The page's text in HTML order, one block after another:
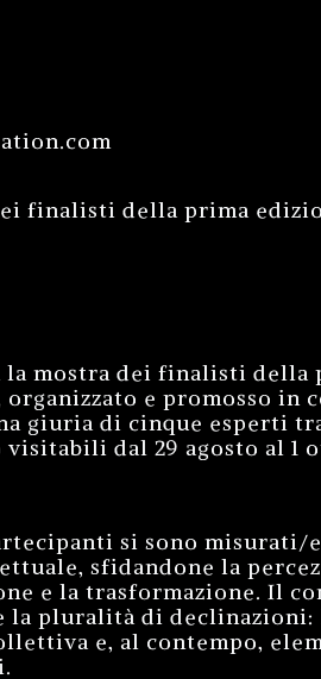
finalisti della prima
la mostra dei finalisti
e promosso in
giuria di cinque esperti
dal 29 agosto al 1
si sono misurati/
sfidandone la
e la trasformazione. Il
pluralità di declinazioni:
e, al contempo,